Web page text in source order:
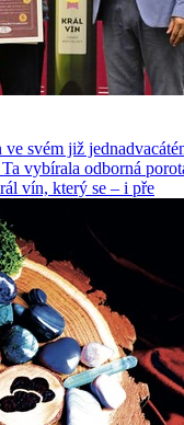
svém již
vybírala odborná
vín, který se – i pře